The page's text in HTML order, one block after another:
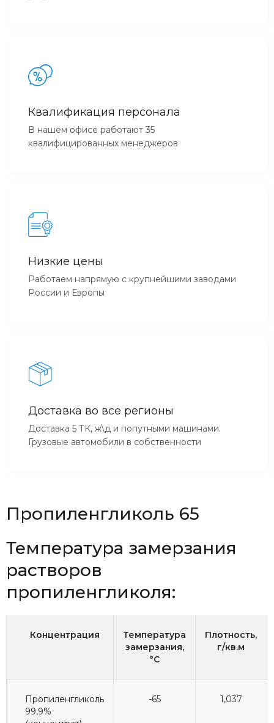
Квалификация персонала
В нашем офисе работают 35
квалифицированных менеджеров
Низкие цены
Работаем напрямую с крупнейшими заводами
России и Европы
Доставка во все регионы
Доставка 5 ТК, ж\д и попутными машинами.
Грузовые автомобили в собственности
Пропиленгликоль 65
Температура замерзания
растворов
пропиленгликоля:
Концентрация
Температура
замерзания,
°C
Плотность,
г/кв.м
Пропиленгликоль
99,9%
-65 1,037